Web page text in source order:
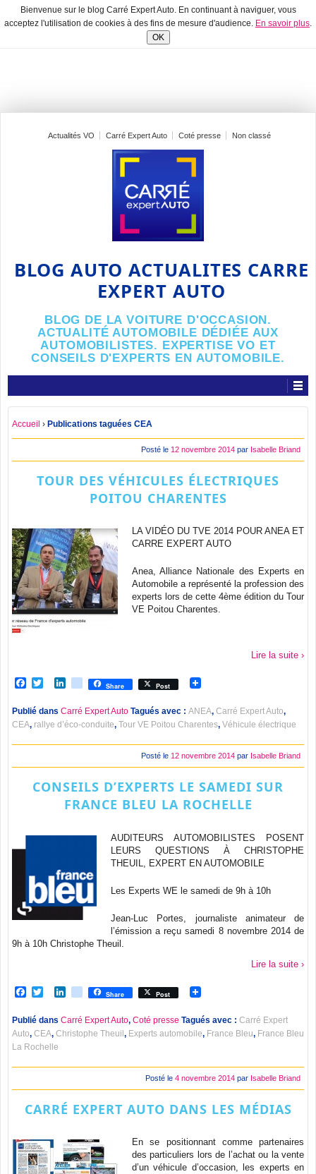
Bienvenue sur le blog Carré Expert Auto. En continuant à naviguer, vous
acceptez l'utilisation de cookies à des fins de mesure d'audience. En savoir plus.
OK
Actualités VO Carré Expert Auto Coté presse Non classé
BLOG AUTO ACTUALITES CARRE
EXPERT AUTO
BLOG DE LA VOITURE D'OCCASION.
ACTUALITÉ AUTOMOBILE DÉDIÉE AUX
AUTOMOBILISTES. EXPERTISE VO ET
CONSEILS D'EXPERTS EN AUTOMOBILE.
Accueil › Publications taguées CEA
Posté le 12 novembre 2014 par Isabelle Briand
TOUR DES VÉHICULES ÉLECTRIQUES
POITOU CHARENTES
LA VIDÉO DU TVE 2014 POUR ANEA ET
CARRE EXPERT AUTO
Anea, Alliance Nationale des Experts en
Automobile a représenté la profession des
experts lors de cette 4ème édition du Tour
VE Poitou Charentes.
Lire la suite ›
Facebook
TwitterLinkedIn
viadeoShare Post
Publié dans Carré Expert Auto Tagués avec : ANEA, Carré Expert Auto,
CEA, rallye d’éco-conduite, Tour VE Poitou Charentes, Véhicule électrique
Posté le 12 novembre 2014 par Isabelle Briand
CONSEILS D’EXPERTS LE SAMEDI SUR
FRANCE BLEU LA ROCHELLE
AUDITEURS AUTOMOBILISTES POSENT
LEURS QUESTIONS À CHRISTOPHE
THEUIL, EXPERT EN AUTOMOBILE
Les Experts WE le samedi de 9h à 10h
Jean-Luc Portes, journaliste animateur de
l’émission a reçu samedi 8 novembre 2014 de
9h à 10h Christophe Theuil.
Lire la suite ›
Facebook
TwitterLinkedIn
viadeoShare Post
Publié dans Carré Expert Auto, Coté presse Tagués avec : Carré Expert
Auto, CEA, Christophe Theuil, Experts automobile, France Bleu, France Bleu
La Rochelle
Posté le 4 novembre 2014 par Isabelle Briand
CARRÉ EXPERT AUTO DANS LES MÉDIAS
En se positionnant comme partenaires
des particuliers lors de l’achat ou la vente
d’un véhicule d’occasion, les experts en